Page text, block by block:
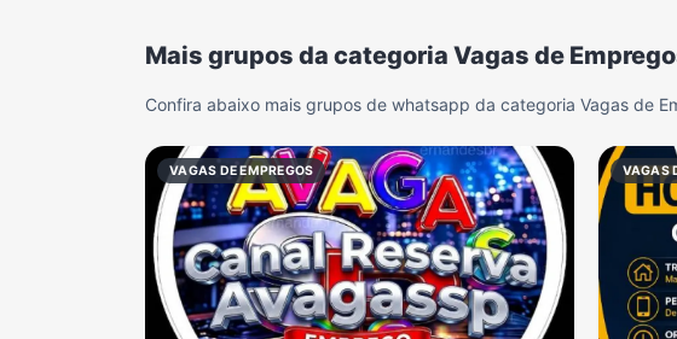
Mais grupos da categoria Vagas de
Confira abaixo mais grupos de whatsapp da categoria Vagas de
VAGAS DE EMPREGOS VAGAS